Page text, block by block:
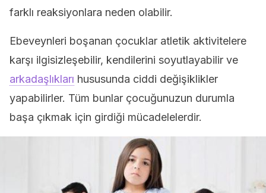
farklı reaksiyonlara neden olabilir.
Ebeveynleri boşanan çocuklar atletik aktivitelere
karşı ilgisizleşebilir, kendilerini soyutlayabilir ve
arkadaşlıkları hususunda ciddi değişiklikler
yapabilirler. Tüm bunlar çocuğunuzun durumla
başa çıkmak için girdiği mücadelelerdir.